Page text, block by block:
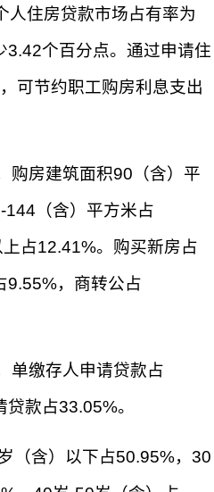
人住房贷款市场占有率为
3.42个百分点。通过申请住
可节约职工购房利息支出
购房建筑面积90（含）平
（含）平方米占
占12.41%。购买新房占
9.55%，商转公占
单缴存人申请贷款占
款占33.05%。
（含）以下占50.95%，30